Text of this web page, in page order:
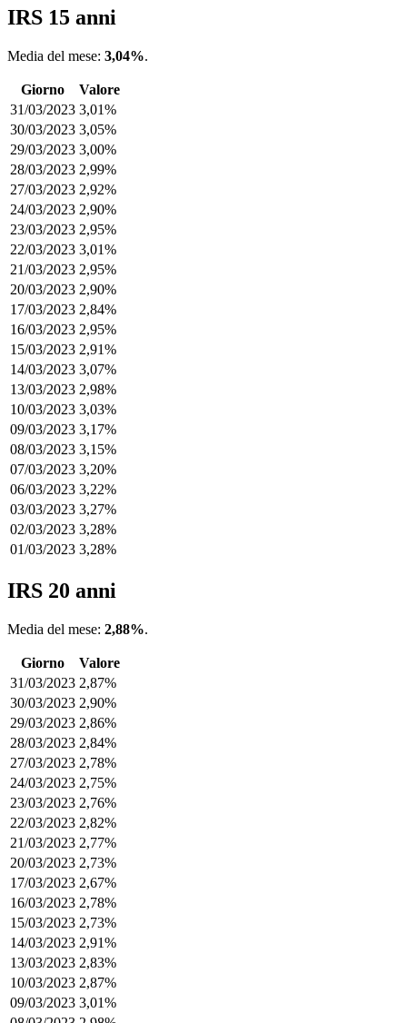
IRS 15 anni
Media del mese: 3,04%.
Giorno
Valore
31/03/2023 3,01%
30/03/2023 3,05%
29/03/2023 3,00%
28/03/2023 2,99%
27/03/2023 2,92%
24/03/2023 2,90%
23/03/2023 2,95%
22/03/2023 3,01%
21/03/2023 2,95%
20/03/2023 2,90%
17/03/2023 2,84%
16/03/2023 2,95%
15/03/2023 2,91%
14/03/2023 3,07%
13/03/2023 2,98%
10/03/2023 3,03%
09/03/2023 3,17%
08/03/2023 3,15%
07/03/2023 3,20%
06/03/2023 3,22%
03/03/2023 3,27%
02/03/2023 3,28%
01/03/2023 3,28%
IRS 20 anni
Media del mese: 2,88%.
Giorno
Valore
31/03/2023 2,87%
30/03/2023 2,90%
29/03/2023 2,86%
28/03/2023 2,84%
27/03/2023 2,78%
24/03/2023 2,75%
23/03/2023 2,76%
22/03/2023 2,82%
21/03/2023 2,77%
20/03/2023 2,73%
17/03/2023 2,67%
16/03/2023 2,78%
15/03/2023 2,73%
14/03/2023 2,91%
13/03/2023 2,83%
10/03/2023 2,87%
09/03/2023 3,01%